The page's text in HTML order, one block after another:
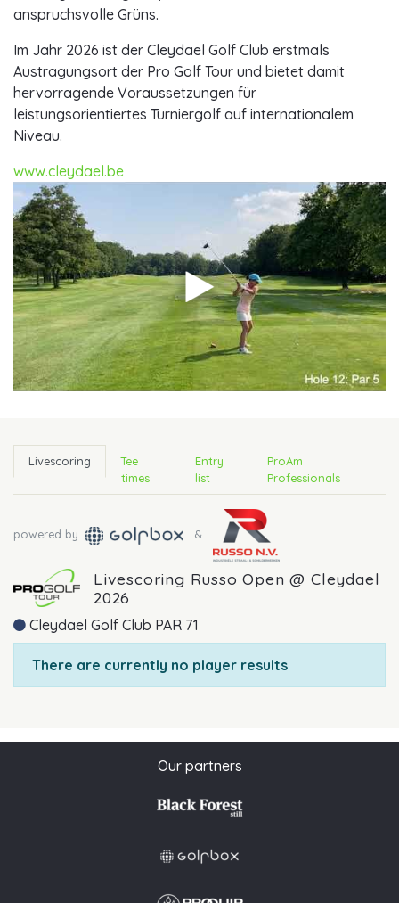
anspruchsvolle Grüns.
Im Jahr 2026 ist der Cleydael Golf Club erstmals
Austragungsort der Pro Golf Tour und bietet damit
hervorragende Voraussetzungen für
leistungsorientiertes Turniergolf auf internationalem
Niveau.
www.cleydael.be
Livescoring
Tee
times
Entry
list
ProAm
Professionals
powered by &
Livescoring Russo Open @ Cleydael
2026
Cleydael Golf Club PAR 71
There are currently no player results
Our partners